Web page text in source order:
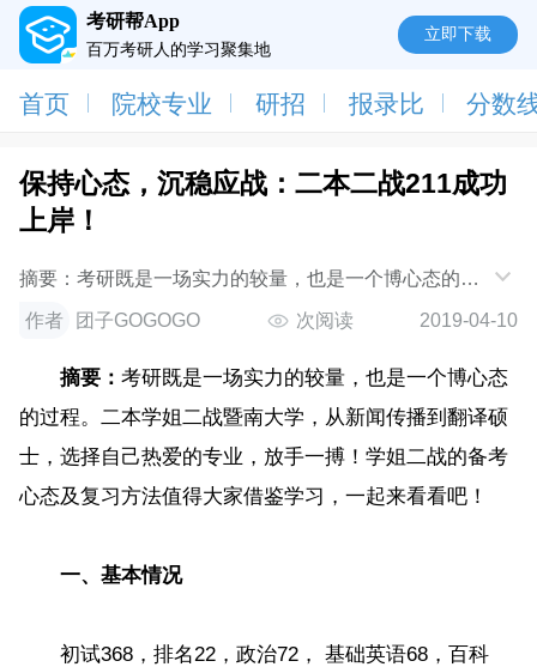
考研帮App
百万考研人的学习聚集地
立即下载
首页 院校专业 研招 报录比 分数
保持心态，沉稳应战：二本二战211成功
上岸！
摘要：考研既是一场实力的较量，也是一个博心态的过
程。二本学姐二战暨南大学，从新闻传播到翻译硕士，
选择自己热爱的专业，放手一搏！学姐二
作者 团子GOGOGO 次阅读 2019-04-10
摘要： 考研既是一场实力的较量，也是一个博心态
的过程。二本学姐二战暨南大学，从新闻传播到翻译硕
士，选择自己热爱的专业，放手一搏！学姐二战的备考
心态及复习方法值得大家借鉴学习，一起来看看吧！
一、基本情况
初试368，排名22，政治72， 基础英语68，百科